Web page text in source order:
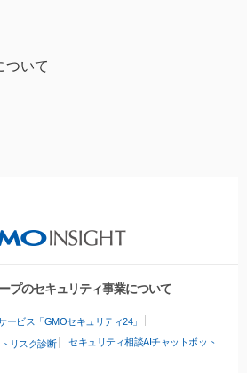
ついて
プのセキュリティ事業について
ビス「GMOセキュリティ24」
リスク診断 セキュリティ相談AIチャットボット